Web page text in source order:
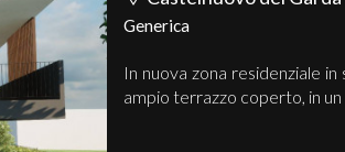
Generica
In nuova zona residenziale
ampio terrazzo coperto, in